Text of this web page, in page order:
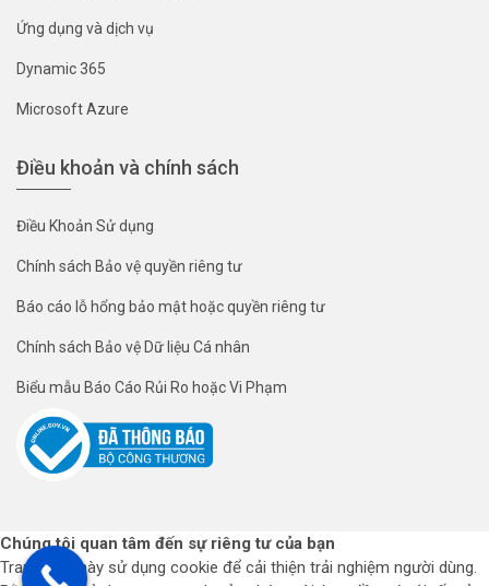
Ứng dụng và dịch vụ
Dynamic 365
Microsoft Azure
Điều khoản và chính sách
Điều Khoản Sử dụng
Chính sách Bảo vệ quyền riêng tư
Báo cáo lỗ hổng bảo mật hoặc quyền riêng tư
Chính sách Bảo vệ Dữ liệu Cá nhân
Biểu mẫu Báo Cáo Rủi Ro hoặc Vi Phạm
Chúng tôi quan tâm đến sự riêng tư của bạn
Trang web này sử dụng cookie để cải thiện trải nghiệm người dùng.